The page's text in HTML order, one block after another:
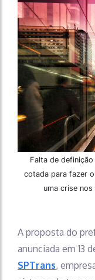
Falta de
cotada para fazer
uma crise
A proposta do
anunciada em 13
SPTrans,